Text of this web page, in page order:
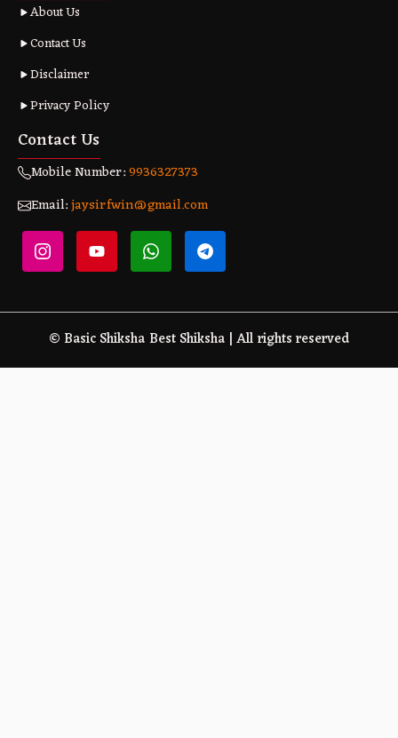
About Us
Contact Us
Disclaimer
Privacy Policy
Contact Us
Mobile Number:9936327373
Email:jaysirfwin@gmail.com
© Basic Shiksha Best Shiksha | All rights reserved